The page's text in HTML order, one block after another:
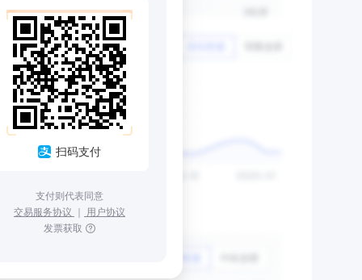
扫码支付
支付则代表同意
交易服务协议 ｜ 用户协议
发票获取